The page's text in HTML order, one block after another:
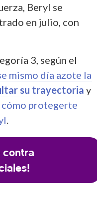
Beryl se
en julio, con
3, según el
mismo día azote la
su trayectoria y
cómo protegerte
contra